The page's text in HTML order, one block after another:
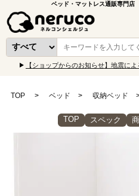
ベッド・マットレス通販専門
【ショップからのお知らせ】地震に
TOP ベッド 収納ベッド
TOP スペック